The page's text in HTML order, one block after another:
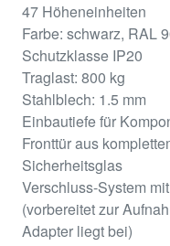
47 Höheneinheiten
Farbe: schwarz, RAL
Schutzklasse IP20
Traglast: 800 kg
Stahlblech: 1.5 mm
Einbautiefe für
Fronttür aus
Sicherheitsglas
Verschluss-System
(vorbereitet zur
Adapter liegt bei)